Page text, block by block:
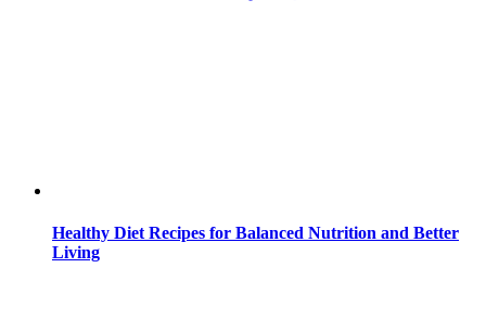
Healthy Diet Recipes for Balanced Nutrition and Better
Living